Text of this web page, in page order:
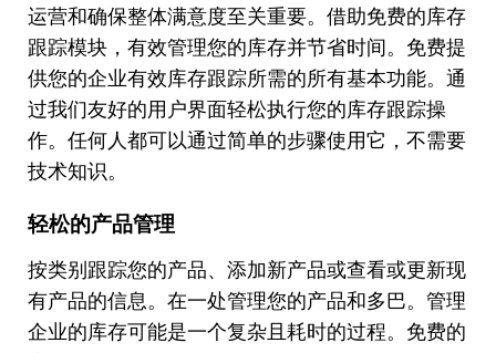
运营和确保整体满意度至关重要。借助免费的库存
跟踪模块，有效管理您的库存并节省时间。免费提
供您的企业有效库存跟踪所需的所有基本功能。通
过我们友好的用户界面轻松执行您的库存跟踪操
作。任何人都可以通过简单的步骤使用它，不需要
技术知识。
轻松的产品管理
按类别跟踪您的产品、添加新产品或查看或更新现
有产品的信息。在一处管理您的产品和多巴。管理
企业的库存可能是一个复杂且耗时的过程。免费的